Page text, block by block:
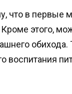
что в первые
этого,
обихода.
воспитания